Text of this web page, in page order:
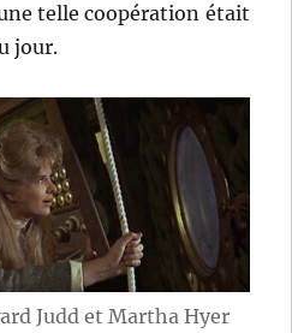
telle coopération était
jour.
Judd et Martha Hyer